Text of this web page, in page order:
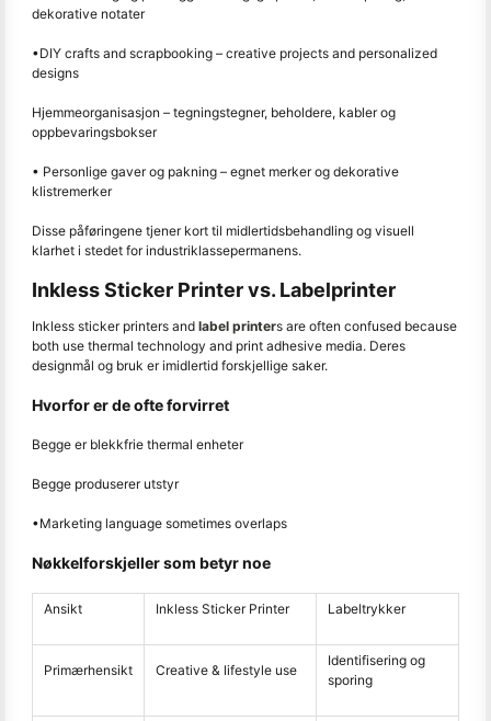
dekorative notater
•DIY crafts and scrapbooking – creative projects and personalized
designs
Hjemmeorganisasjon – tegningstegner, beholdere, kabler og
oppbevaringsbokser
• Personlige gaver og pakning – egnet merker og dekorative
klistremerker
Disse påføringene tjener kort til midlertidsbehandling og visuell
klarhet i stedet for industriklassepermanens.
Inkless Sticker Printer vs. Labelprinter
Inkless sticker printers and label printers are often confused because
both use thermal technology and print adhesive media. Deres
designmål og bruk er imidlertid forskjellige saker.
Hvorfor er de ofte forvirret
Begge er blekkfrie thermal enheter
Begge produserer utstyr
•Marketing language sometimes overlaps
Nøkkelforskjeller som betyr noe
Ansikt Inkless Sticker Printer Labeltrykker
Primærhensikt Creative & lifestyle use
Identifisering og
sporing